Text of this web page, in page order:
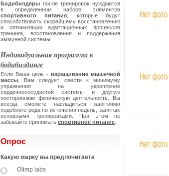
Бодибилдеры после тренировок нуждаются
в определенном наборе элементов
спортивного питания , которые будут
способствовать скорейшему восстановлению
и оптимизации адаптационных процессов
тренинга, восстановления и поддержания
иммунной системы.
Индивидуальная программа в
бодибилдинге
Если Ваша цель - наращивание мышечной
массы , Вам следует свести к минимуму
упражнения на укрепление
сердечнососудистой системы и другую
постороннюю физическую деятельность. Вы
всегда сможете насладиться занятиями
подобного рода по истечении недель, занятых
основными тренировками. При этом не
забывайте принимать спортивное питание
Опрос
Какую марку вы предпочитаете
Olimp labs